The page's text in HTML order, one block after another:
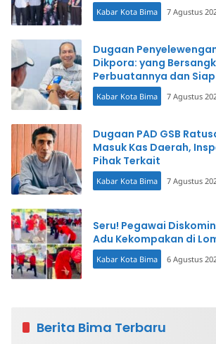
Kabar Kota Bima 7 Agustus
Dugaan
Dikpora: yang
Perbuatannya dan
Uang
Kabar Kota Bima 7 Agustus
Dugaan PAD GSB
Masuk Kas Daerah,
Pihak Terkait
Kabar Kota Bima 7 Agustus
Seru! Pegawai
Adu Kekompakan di
Kabar Kota Bima 6 Agustus
Berita Bima Terbaru